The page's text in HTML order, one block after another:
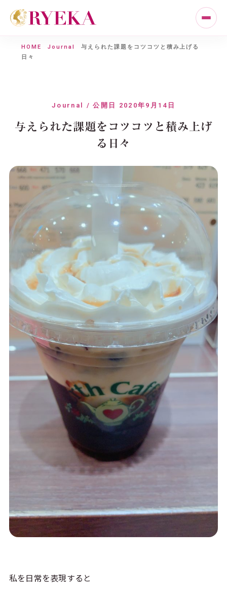
HOME Journal
与えられた課題をコツコツと積み上げる
日々
Journal / 公開日 2020年9月14日
与えられた課題をコツコツと積み上げ
る日々
私を日常を表現すると